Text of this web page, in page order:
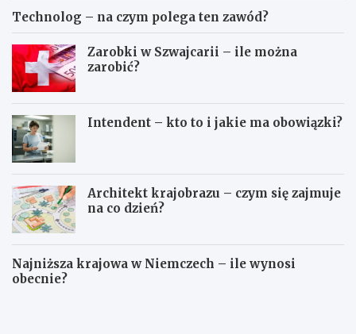
Technolog – na czym polega ten zawód?
Zarobki w Szwajcarii – ile można
zarobić?
Intendent – kto to i jakie ma obowiązki?
Architekt krajobrazu – czym się zajmuje
na co dzień?
Najniższa krajowa w Niemczech – ile wynosi
obecnie?
P
T